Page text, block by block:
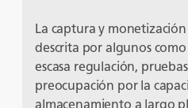
La captura y
descrita por algunos
escasa regulación,
preocupación por la
almacenamiento a largo